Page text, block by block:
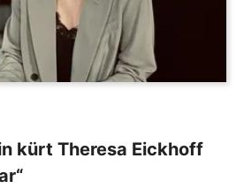
kürt Theresa Eickhoff